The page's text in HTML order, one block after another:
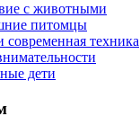
с животными
питомцы
современная техника
дети